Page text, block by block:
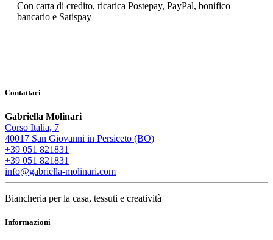
Con carta di credito, ricarica Postepay, PayPal, bonifico
bancario e Satispay
Contattaci
Gabriella Molinari
Corso Italia, 7
40017 San Giovanni in Persiceto (BO)
+39 051 821831
+39 051 821831
info@gabriella-molinari.com
Biancheria per la casa, tessuti e creatività
Informazioni